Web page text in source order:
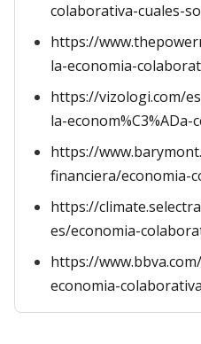
colaborativa-cuales-
https://
la-economia-
https://vizologi.com/
la-
https://
financiera/economia-
https://
es/economia-
https://
economia-